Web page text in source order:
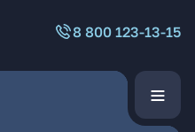
8 800 123-13-15